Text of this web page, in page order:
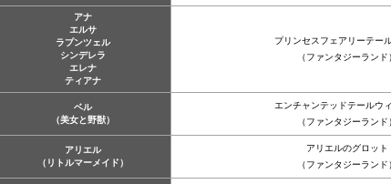
アナ
エルサ
ラプンツェル
シンデレラ
エレナ
ティアナ
プリンセスフェアリーテー
（ファンタジーランド）
ベル
（美女と野獣）
エンチャンテッドテールウ
（ファンタジーランド）
アリエル
（リトルマーメイド）
アリエルのグロット
（ファンタジーランド）